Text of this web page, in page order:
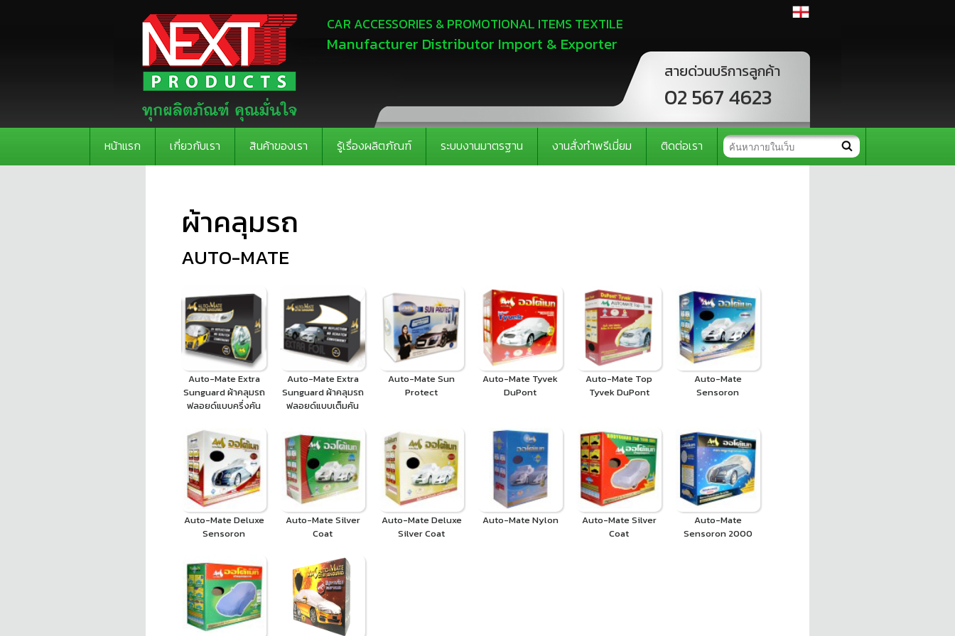
CAR ACCESSORIES & PROMOTIONAL ITEMS TEXTILE
Manufacturer Distributor Import & Exporter
สายด่วนบริการลูกค้า
02 567 4623
หน้าแรก เกี่ยวกับเรา สินค้าของเรา รู้เรื่องผลิตภัณฑ์ ระบบงานมาตรฐาน งานสั่งทำพรีเมี่ยม ติดต่อเรา
ผ้าคลุมรถ
AUTO-MATE
Auto-Mate Extra
Sunguard ผ้าคลุมรถ
ฟลอยด์แบบครึ่งคัน
Auto-Mate Extra
Sunguard ผ้าคลุมรถ
ฟลอยด์แบบเต็มคัน
Auto-Mate Sun
Protect
Auto-Mate Tyvek
DuPont
Auto-Mate Top
Tyvek DuPont
Auto-Mate
Sensoron
Auto-Mate Deluxe
Sensoron
Auto-Mate Silver
Coat
Auto-Mate Deluxe
Silver Coat
Auto-Mate Nylon
Auto-Mate Silver
Coat
Auto-Mate
Sensoron 2000